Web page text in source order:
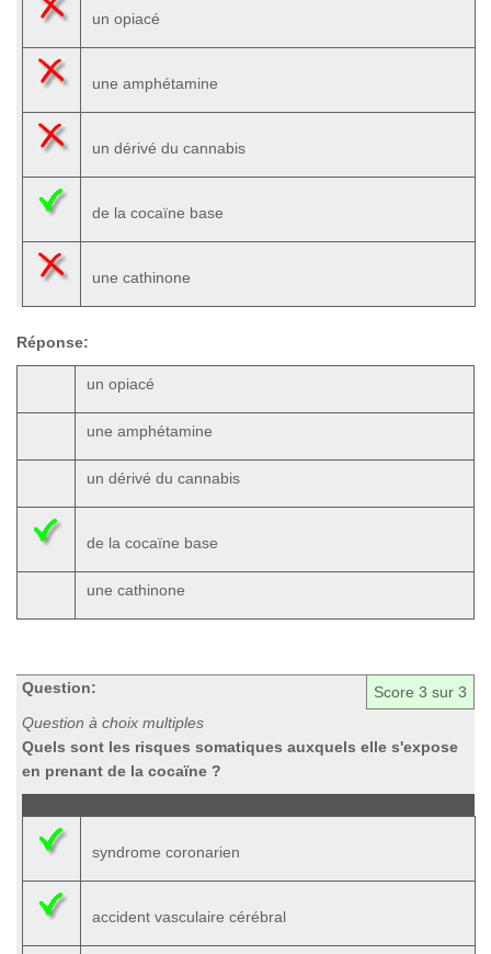
un opiacé
une amphétamine
un dérivé du cannabis
de la cocaïne base
une cathinone
Réponse:
un opiacé
une amphétamine
un dérivé du cannabis
de la cocaïne base
une cathinone
Score 3 sur 3
Question:
Question à choix multiples
Quels sont les risques somatiques auxquels elle s'expose
en prenant de la cocaïne ?
syndrome coronarien
accident vasculaire cérébral